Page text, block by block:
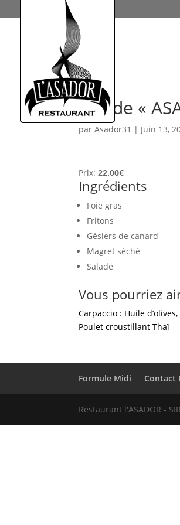
Salade «
parAsador31 | Juin 13,
Prix:22.00€
Ingrédients
Foie gras
Fritons
Gésiers de canard
Magret séché
Salade
Vous pourriez
Carpaccio : Huile
Poulet croustillant Thaï
Formule Midi Contact
Restaurant l'ASADOR -